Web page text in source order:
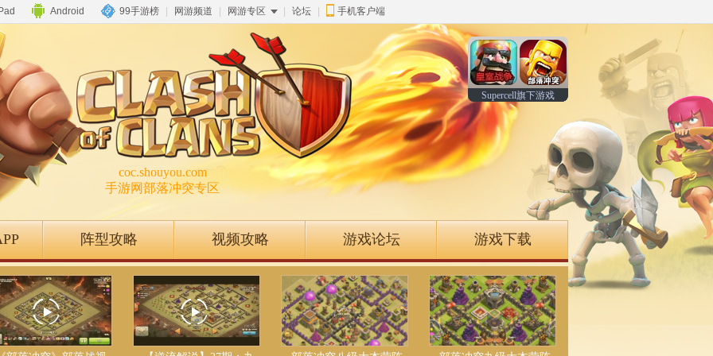
Android 99手游榜 网游频道 网游专区 论坛 手机客户端
coc.shouyou.com
手游网部落冲突专区
Supercell旗下游戏
阵型攻略 视频攻略 游戏论坛 游戏下载